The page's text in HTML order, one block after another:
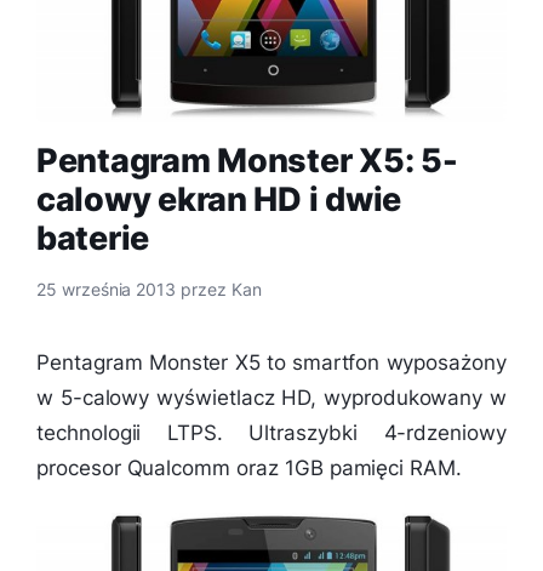
Pentagram Monster X5: 5-
calowy ekran HD i dwie
baterie
25 września 2013 przez Kan
Pentagram Monster X5 to smartfon wyposażony
w 5-calowy wyświetlacz HD, wyprodukowany w
technologii LTPS. Ultraszybki 4-rdzeniowy
procesor Qualcomm oraz 1GB pamięci RAM.